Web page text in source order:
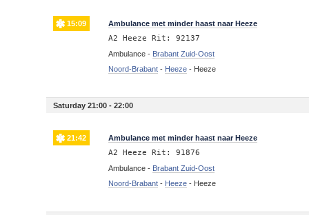
15:09 Ambulance met minder haast naar Heeze
A2 Heeze Rit: 92137
Ambulance - Brabant Zuid-Oost
Noord-Brabant - Heeze - Heeze
Saturday 21:00 - 22:00
21:42 Ambulance met minder haast naar Heeze
A2 Heeze Rit: 91876
Ambulance - Brabant Zuid-Oost
Noord-Brabant - Heeze - Heeze